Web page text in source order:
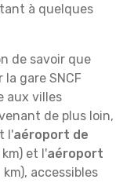
à quelques
de savoir que
gare SNCF
aux villes
de plus loin,
l'aéroport de
et l'aéroport
accessibles